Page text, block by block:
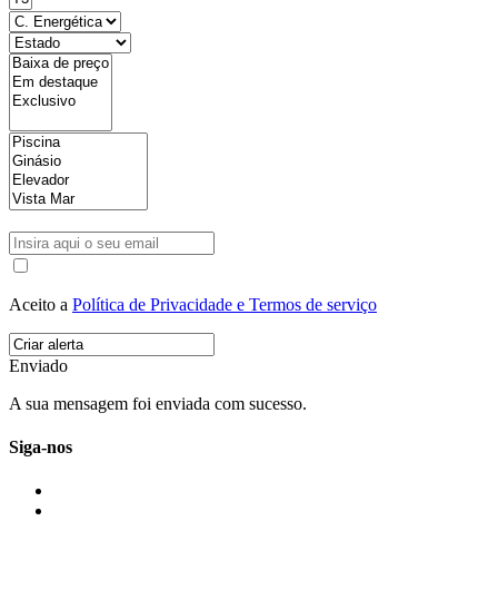
Aceito a Política de Privacidade e Termos de serviço
Enviado
A sua mensagem foi enviada com sucesso.
Siga-nos